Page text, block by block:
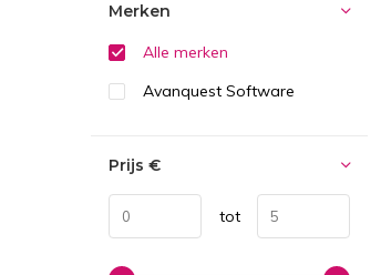
Merken
Alle merken
Avanquest Software
Prijs €
tot